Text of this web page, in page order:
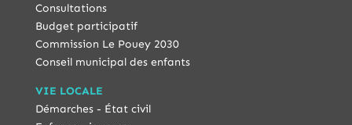
Consultations
Budget participatif
Commission Le Pouey 2030
Conseil municipal des enfants
VIE LOCALE
Démarches - État civil